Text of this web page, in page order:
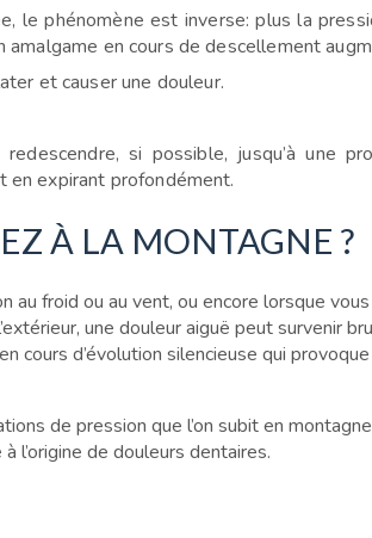
le phénomène est inverse: plus la
amalgame en cours de descellement
et causer une douleur.
si possible, jusqu’àune
en expirant profondément.
À LA MONTAGNE ?
au froid ou au vent, ou encore lorsque
une douleur aiguë peut survenir
cours d’évolution silencieuse qui
de pression que l’on subit en
l’origine de douleurs dentaires.